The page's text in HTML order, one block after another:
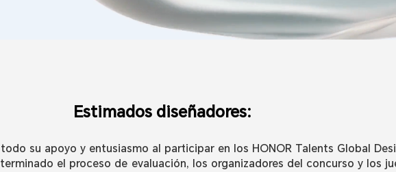
Estimados diseñadores:
su apoyo y entusiasmo al participar en los HONOR Talents Global
terminado el proceso de evaluación, los organizadores del concurso y los